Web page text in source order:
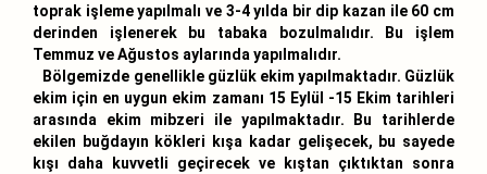
toprak işleme yapılmalı ve 3-4 yılda bir dip kazan ile 60 cm
derinden işlenerek bu tabaka bozulmalıdır. Bu işlem
Temmuz ve Ağustos aylarında yapılmalıdır.
Bölgemizde genellikle güzlük ekim yapılmaktadır. Güzlük
ekim için en uygun ekim zamanı 15 Eylül -15 Ekim tarihleri
arasında ekim mibzeri ile yapılmaktadır. Bu tarihlerde
ekilen buğdayın kökleri kışa kadar gelişecek, bu sayede
kışı daha kuvvetli geçirecek ve kıştan çıktıktan sonra